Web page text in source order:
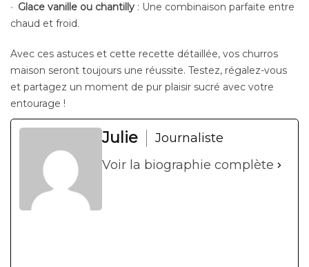
Glace vanille ou chantilly : Une combinaison parfaite entre
chaud et froid.
Avec ces astuces et cette recette détaillée, vos churros
maison seront toujours une réussite. Testez, régalez-vous
et partagez un moment de pur plaisir sucré avec votre
entourage !
Julie
Journaliste
Voir la biographie complète